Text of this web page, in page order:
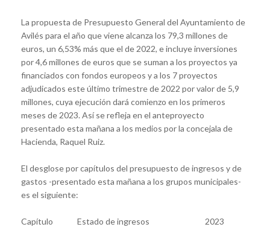
La propuesta de Presupuesto General del Ayuntamiento de
Avilés para el año que viene alcanza los 79,3 millones de
euros, un 6,53% más que el de 2022, e incluye inversiones
por 4,6 millones de euros que se suman a los proyectos ya
financiados con fondos europeos y a los 7 proyectos
adjudicados este último trimestre de 2022 por valor de 5,9
millones, cuya ejecución dará comienzo en los primeros
meses de 2023. Así se refleja en el anteproyecto
presentado esta mañana a los medios por la concejala de
Hacienda, Raquel Ruiz.
El desglose por capítulos del presupuesto de ingresos y de
gastos -presentado esta mañana a los grupos municipales-
es el siguiente:
Capítulo Estado de ingresos
2023